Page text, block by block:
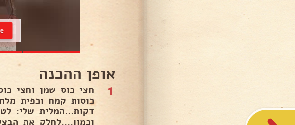
אופן ההכנה
1
כוסות קמח וכפית
וכמון....לחלק את